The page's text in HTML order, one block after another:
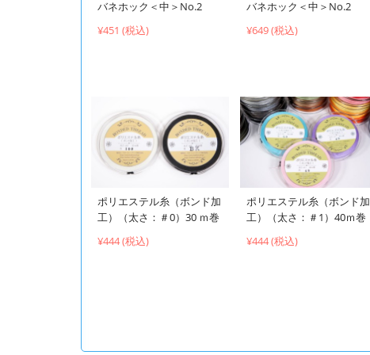
バネホック＜中＞No.2
¥451 (税込)
バネホック＜中＞No.2
¥649 (税込)
ポリエステル糸（ボンド加
工）（太さ：＃0）30 ｍ巻
¥444 (税込)
ポリエステル糸（ボンド加
工）（太さ：＃1）40ｍ巻
¥444 (税込)